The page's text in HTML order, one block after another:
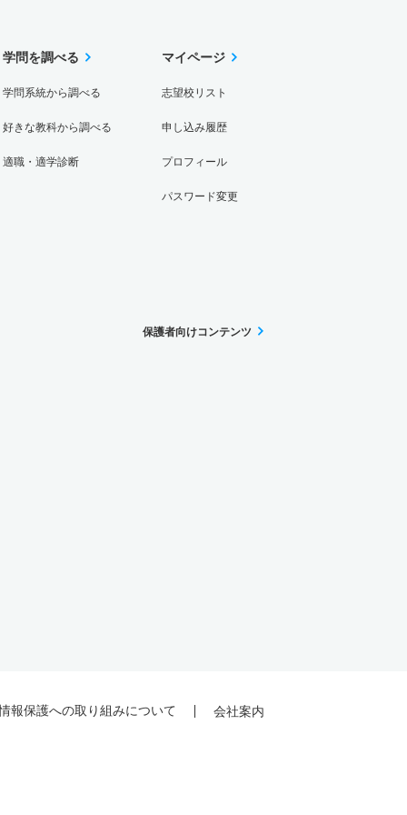
学問を調べる
学問系統から調べる
好きな教科から調べる
適職・適学診断
マイページ
志望校リスト
申し込み履歴
プロフィール
パスワード変更
保護者向けコンテンツ
報保護への取り組みについて 会社案内